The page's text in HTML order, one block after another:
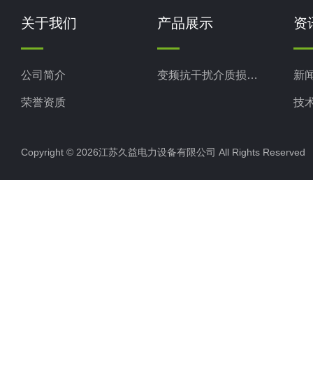
关于我们
公司简介
荣誉资质
产品展示
变频抗干扰介质损耗测试仪
资
新
技
Copyright © 2026江苏久益电力设备有限公司 All Rights